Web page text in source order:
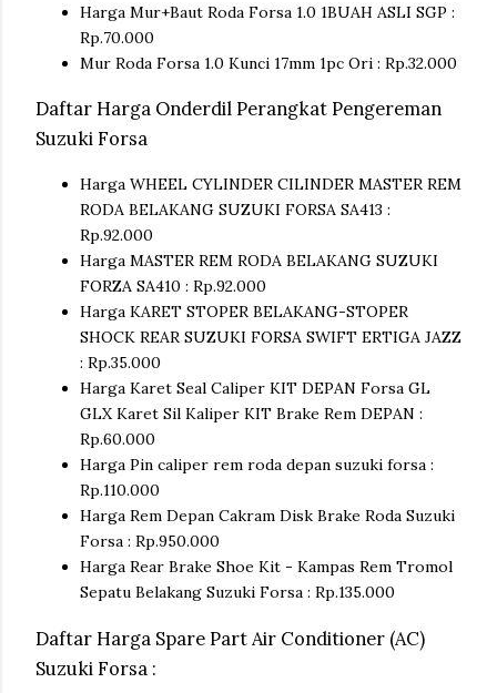
Harga Mur+Baut Roda Forsa 1.0 1BUAH ASLI SGP :
Rp.70.000
Mur Roda Forsa 1.0 Kunci 17mm 1pc Ori : Rp.32.000
Daftar Harga Onderdil Perangkat Pengereman
Suzuki Forsa
Harga WHEEL CYLINDER CILINDER MASTER REM
RODA BELAKANG SUZUKI FORSA SA413 :
Rp.92.000
Harga MASTER REM RODA BELAKANG SUZUKI
FORZA SA410 : Rp.92.000
Harga KARET STOPER BELAKANG-STOPER
SHOCK REAR SUZUKI FORSA SWIFT ERTIGA JAZZ
: Rp.35.000
Harga Karet Seal Caliper KIT DEPAN Forsa GL
GLX Karet Sil Kaliper KIT Brake Rem DEPAN :
Rp.60.000
Harga Pin caliper rem roda depan suzuki forsa :
Rp.110.000
Harga Rem Depan Cakram Disk Brake Roda Suzuki
Forsa : Rp.950.000
Harga Rear Brake Shoe Kit - Kampas Rem Tromol
Sepatu Belakang Suzuki Forsa : Rp.135.000
Daftar Harga Spare Part Air Conditioner (AC)
Suzuki Forsa :